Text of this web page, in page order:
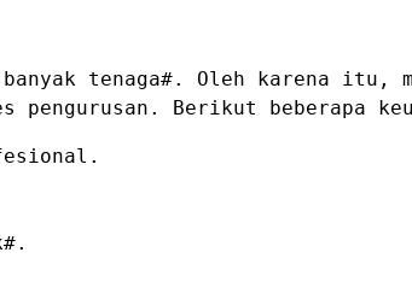
tenaga#. Oleh karena itu,
pengurusan. Berikut beberapa